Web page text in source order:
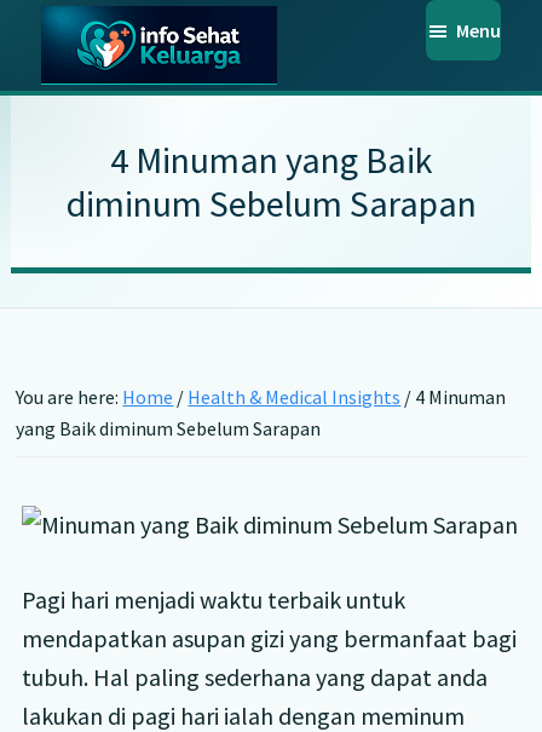
main
primary
footerInfo
Keluarga
Temukan
Informasi
Kesehatan
Keluarga
Menu
4 Minuman yang Baik
diminum Sebelum Sarapan
You are here: Home / Health & Medical Insights / 4 Minuman
yang Baik diminum Sebelum Sarapan
Pagi hari menjadi waktu terbaik untuk
mendapatkan asupan gizi yang bermanfaat bagi
tubuh. Hal paling sederhana yang dapat anda
lakukan di pagi hari ialah dengan meminum